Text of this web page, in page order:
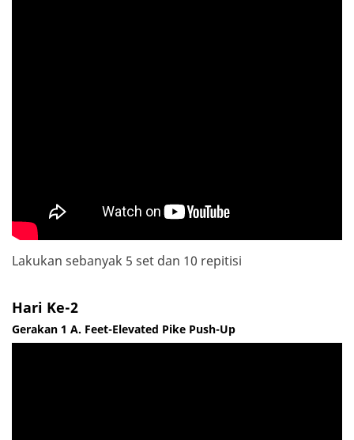
Lakukan sebanyak 5 set dan 10 repitisi
Hari Ke-2
Gerakan 1 A. Feet-Elevated Pike Push-Up